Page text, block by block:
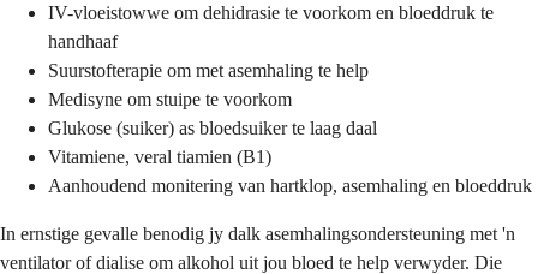
IV-vloeistowwe om dehidrasie te voorkom en bloeddruk te
handhaaf
Suurstofterapie om met asemhaling te help
Medisyne om stuipe te voorkom
Glukose (suiker) as bloedsuiker te laag daal
Vitamiene, veral tiamien (B1)
Aanhoudend monitering van hartklop, asemhaling en bloeddruk
In ernstige gevalle benodig jy dalk asemhalingsondersteuning met 'n
ventilator of dialise om alkohol uit jou bloed te help verwyder. Die